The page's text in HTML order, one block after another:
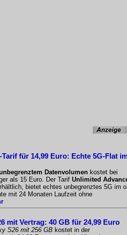
für 14,99 Euro: Echte 5G-Flat
Datenvolumen kostet bei
als 15 Euro. Der Tarif Unlimited
bietet echtes unbegrenztes 5G im
mit 24 Monaten Laufzeit ohne
mit Vertrag: 40 GB für 24,99 Euro
S26 mit 256 GB kostet in der